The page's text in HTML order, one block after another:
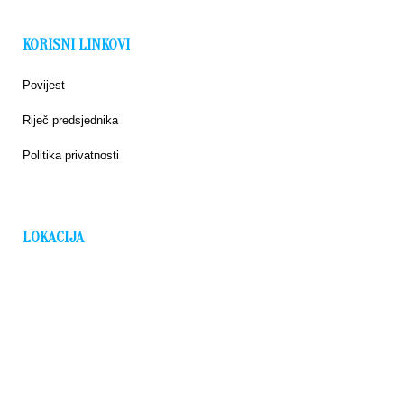
KORISNI LINKOVI
Povijest
Riječ predsjednika
Politika privatnosti
LOKACIJA